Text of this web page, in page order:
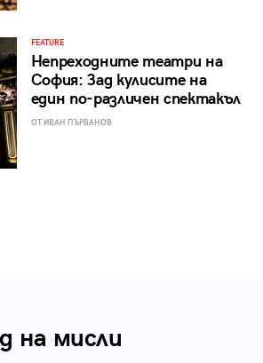
FEATURE
Непреходните театри на
София: Зад кулисите на
един по-различен спектакъл
ОТ ИВАН ПЪРВАНОВ
на мисли